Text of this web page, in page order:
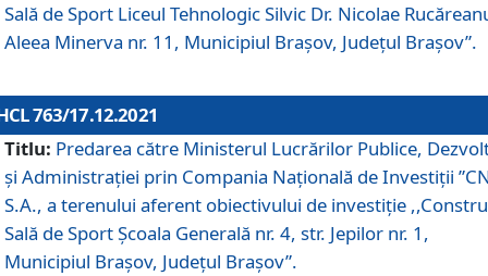
Sală de Sport Liceul Tehnologic Silvic Dr. Nicolae
Aleea Minerva nr. 11, Municipiul Brașov, Județul Brașov”.
763/17.12.2021
Titlu: Predarea către Ministerul Lucrărilor Publice,
și Administrației prin Compania Naţională de Investiţii
S.A., a terenului aferent obiectivului de investiție
Sală de Sport Școala Generală nr. 4, str. Jepilor nr. 1,
Municipiul Brașov, Județul Brașov”.